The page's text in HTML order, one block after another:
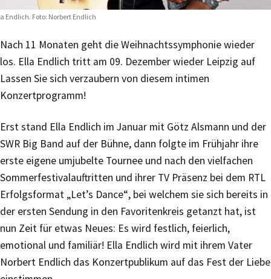
Endlich. Foto: Norbert Endlich
Nach 11 Monaten geht die Weihnachtssymphonie wieder
los. Ella Endlich tritt am 09. Dezember wieder Leipzig auf
Lassen Sie sich verzaubern von diesem intimen
Konzertprogramm!
Erst stand Ella Endlich im Januar mit Götz Alsmann und der
SWR Big Band auf der Bühne, dann folgte im Frühjahr ihre
erste eigene umjubelte Tournee und nach den vielfachen
Sommerfestivalauftritten und ihrer TV Präsenz bei dem RTL
Erfolgsformat „Let’s Dance“, bei welchem sie sich bereits in
der ersten Sendung in den Favoritenkreis getanzt hat, ist
nun Zeit für etwas Neues: Es wird festlich, feierlich,
emotional und familiär! Ella Endlich wird mit ihrem Vater
Norbert Endlich das Konzertpublikum auf das Fest der Liebe